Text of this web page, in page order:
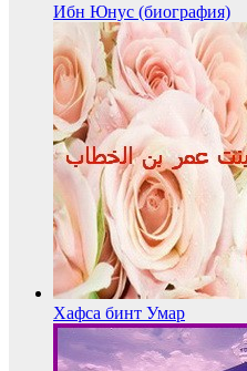
Ибн Юнус (биография)
Хафса бинт Умар